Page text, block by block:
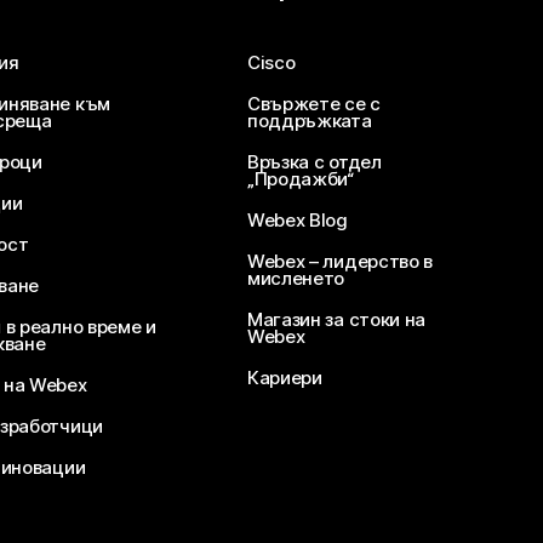
към
реално време и
Webex
Cisco
Свържете се с
поддръжката
Връзка с отдел
„Продажби“
Webex Blog
Webex – лидерство в
мисленето
Магазин за стоки на
Webex
Кариери